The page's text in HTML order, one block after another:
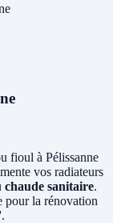
fioul à Pélissanne
vos radiateurs
chaude sanitaire.
pour la rénovation
.